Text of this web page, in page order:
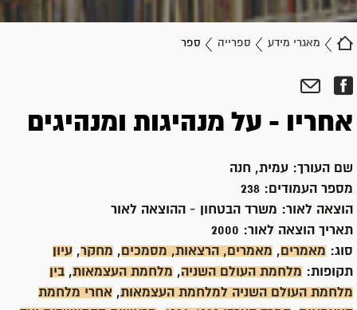
מאגרי מידע ספרייה ספר
אחריו - על מנהיגות ומנהיגים
שם העורך: עמית, חנה
מספר העמודים: 238
הוצאה לאור: משרד הבטחון - ההוצאה לאור
תאריך הוצאה לאור:
סוג: מאמרים , מאמרים, הרצאות, מסמכים , מחקר, עיון
תקופות: מלחמת העולם השניה, מלחמת העצמאות, בין
מלחמת העולם השניה למלחמת העצמאות, אחרי מלחמת